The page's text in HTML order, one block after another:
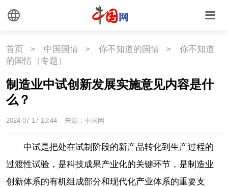
首页 > 中国国情 > 你不知道的国情 >
你不知道
的国情（专题）
制造业中试创新发展实施意见内容是什
么？
2024-07-17 13:44 来源：中国网
中试是把处在试制阶段的新产品转化到生产过程的
过渡性试验，是科技成果产业化的关键环节，是制造业
创新体系的有机组成部分和现代化产业体系的重要支